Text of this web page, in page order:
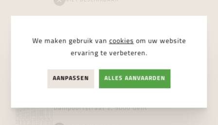
Voldersstraat 6, 9000 Gent
Dampoortstraat 2, 9000 Gent
We maken gebruik van cookies om uw website
ervaring te verbeteren.
AANPASSEN ALLES AANVAARDEN